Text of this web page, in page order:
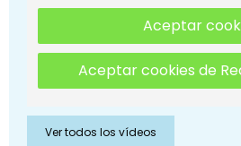
Aceptar
Aceptar cookies de
Ver todos los vídeos